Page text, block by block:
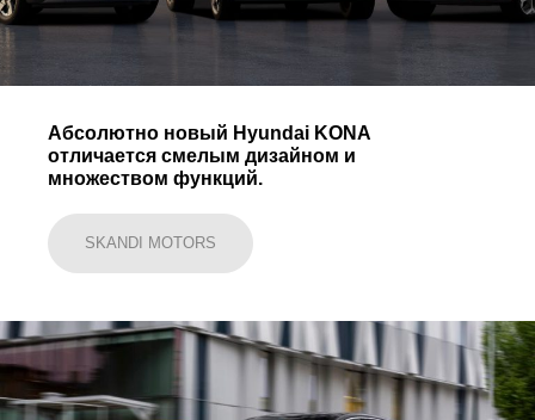
Абсолютно новый Hyundai KONA
отличается смелым дизайном и
множеством функций.
SKANDI MOTORS